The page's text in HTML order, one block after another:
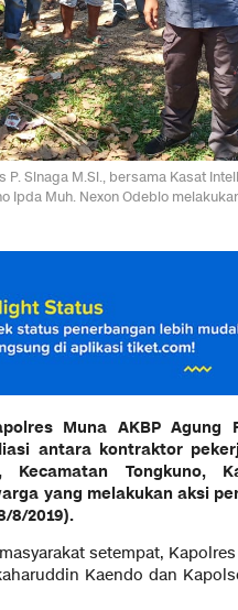
P. Sinaga M.Si., bersama Kasat
Ipda Muh. Nexon Odebio
Muna AKBP Agung
antara kontraktor
Kecamatan Tongkuno,
yang melakukan aksi
8/2019).
setempat,
Kaendo dan